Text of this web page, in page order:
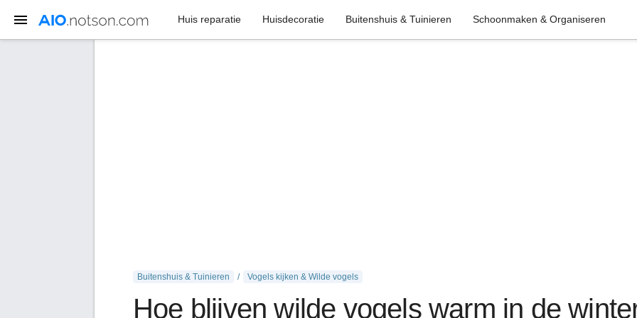
Huis reparatie Huisdecoratie Buitenshuis & Tuinieren Schoonmaken & Organiseren
Buitenshuis & Tuinieren Vogels kijken & Wilde vogels
Hoe blijven wilde vogels warm in de